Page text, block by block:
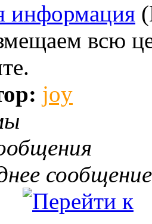
информация
всю
joy
сообщение